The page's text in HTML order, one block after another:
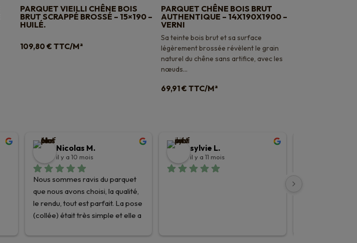
PARQUET VIEILLI CHÊNE BOIS
BRUT SCRAPPÉ BROSSÉ – 15×190 –
HUILÉ.
109,80 € TTC/M²
PARQUET CHÊNE BOIS BRUT
AUTHENTIQUE – 14X190X1900 –
VERNI
Sa teinte bois brut et sa surface
légèrement brossée révèlent le grain
naturel du chêne sans artifice, avec les
nœuds...
69,91€ TTC/M²
Nicolas M.
il y a 10 mois
Nous sommes ravis du parquet
que nous avons choisi, la qualité,
le rendu, tout est parfait. La pose
(collée) était très simple et elle a
sylvie L.
il y a 11 mois
J’ai choisi mon